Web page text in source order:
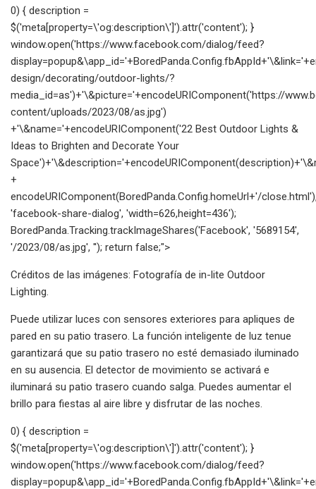
0) { description =
$('meta[property=\'og:description\']').attr('content'); }
window.open('https://www.facebook.com/dialog/feed?
design/decorating/outdoor-lights/?
media_id=as')+'\&picture='+encodeURIComponent('https://
content/uploads/2023/08/as.jpg')
+'\&name='+encodeURIComponent('22 Best Outdoor Lights &
Ideas to Brighten and Decorate Your
+
encodeURIComponent(BoredPanda.Config.homeUrl+'/
'facebook-share-dialog', 'width=626,height=436');
BoredPanda.Tracking.trackImageShares('Facebook', '5689154',
'/2023/08/as.jpg', ''); return false;">
Créditos de las imágenes: Fotografía de in-lite Outdoor
Lighting.
Puede utilizar luces con sensores exteriores para apliques de
pared en su patio trasero. La función inteligente de luz tenue
garantizará que su patio trasero no esté demasiado iluminado
en su ausencia. El detector de movimiento se activará e
iluminará su patio trasero cuando salga. Puedes aumentar el
brillo para fiestas al aire libre y disfrutar de las noches.
0) { description =
$('meta[property=\'og:description\']').attr('content'); }
window.open('https://www.facebook.com/dialog/feed?